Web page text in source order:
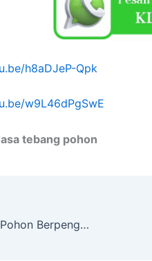
h8aDJeP-Qpk
w9L46dPgSwE
tebang pohon
Layanan Tebang Pohon Berpengalaman dengan Alat Lengkap di Baru Ulu Balipapan Kal. Tim.